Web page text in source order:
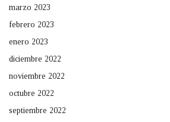
marzo 2023
febrero 2023
enero 2023
diciembre 2022
noviembre 2022
octubre 2022
septiembre 2022